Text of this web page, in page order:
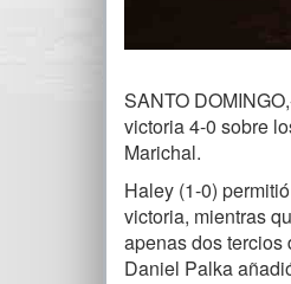
SANTO
victoria 4-0 sobre
Marichal.
Haley (1-0)
victoria, mientras
apenas dos tercios
Daniel Palka